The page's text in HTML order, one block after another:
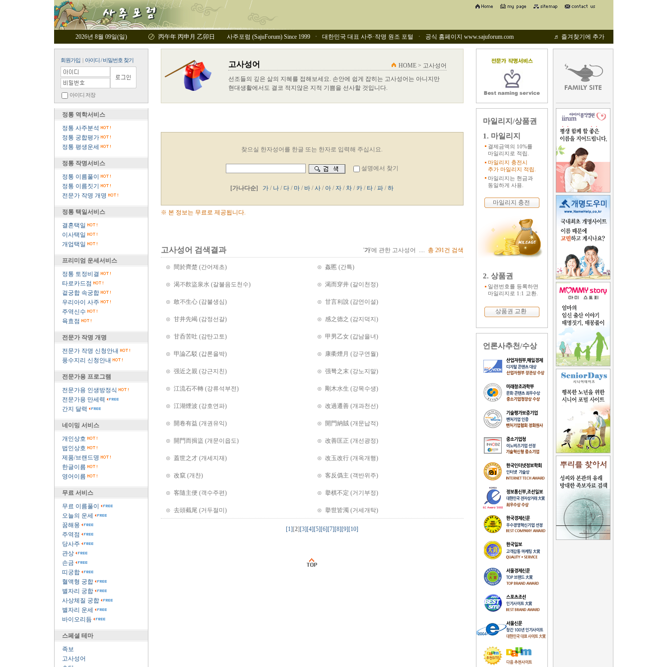
2026년 8월 09일(일) 丙午年 丙申月 乙卯日 사주포럼 (SajuForum) Since 1999 ㆍ 대한민국 대표 사주·작명 원조 포털 ㆍ 공식 홈페이지 www.sajuforum.com ♬ 즐겨찾기에 추가
회원가입| 아이디 / 비밀번호 찾기
아이디 저장
정통 역학서비스
정통 사주분석
정통 궁합평가
정통 평생운세
정통 작명서비스
정통 이름풀이
정통 이름짓기
전문가 작명 개명
정통 택일서비스
결혼택일
이사택일
개업택일
프리미엄 운세서비스
정통 토정비결
타로카드점
겉궁합 속궁합
우리아이 사주
주역신수
육효점
전문가 작명 개명
전문가 작명 신청안내
풍수지리 신청안내
전문가용 프로그램
전문가용 인생방정식
전문가용 만세력
간지 달력
네이밍 서비스
개인상호
법인상호
제품/브랜드명
한글이름
영어이름
무료 서비스
무료 이름풀이
오늘의 운세
꿈해몽
주역점
당사주
관상
손금
띠궁합
혈액형 궁합
별자리 궁합
사상체질 궁합
별자리 운세
바이오리듬
스페셜 테마
족보
고사성어
고사성어
HOME > 고사성어
선조들의 깊은 삶의 지혜를 접해보세요. 손안에 쉽게 잡히는 고사성어는 아니지만
현대생활에서도 결코 적지않은 지적 기쁨을 선사할 것입니다.
찾으실 한자성어를 한글 또는 한자로 입력해 주십시요.
설명에서 찾기
[가나다순] 가 / 나 / 다 / 마 / 바 / 사 / 아 / 자 / 차 / 카 / 타 / 파 / 하
※ 본 정보는 무료로 제공됩니다.
고사성어 검색결과 '가'에 관한 고사성어 .... 총 291건 검색
⊙ 間於齊楚 (간어제초) ⊙ 姦慝 (간특)
⊙ 渴不飮盜泉水 (갈불음도천수) ⊙ 渴而穿井 (갈이천정)
⊙ 敢不生心 (감불생심) ⊙ 甘言利說 (감언이설)
⊙ 甘井先竭 (감정선갈) ⊙ 感之德之 (감지덕지)
⊙ 甘呑苦吐 (감탄고토) ⊙ 甲男乙女 (갑남을녀)
⊙ 甲論乙駁 (갑론을박) ⊙ 康衢煙月 (강구연월)
⊙ 强近之親 (강근지친) ⊙ 强弩之末 (강노지말)
⊙ 江流石不轉 (강류석부전) ⊙ 剛木水生 (강목수생)
⊙ 江湖煙波 (강호연파) ⊙ 改過遷善 (개과천선)
⊙ 開卷有益 (개권유익) ⊙ 開門納賊 (개문납적)
⊙ 開門而揖盜 (개문이읍도) ⊙ 改善匡正 (개선광정)
⊙ 蓋世之才 (개세지재) ⊙ 改玉改行 (개옥개행)
⊙ 改竄 (개찬) ⊙ 客反僞主 (객반위주)
⊙ 客隨主便 (객수주편) ⊙ 擧棋不定 (거기부정)
⊙ 去頭截尾 (거두절미) ⊙ 擧世皆濁 (거세개탁)
[1][2][3][4][5][6][7][8][9][10]
마일리지/상품권
1. 마일리지
결제금액의 10%를
마일리지로 적립.
마일리지 충전시
추가 마일리지 적립.
마일리지는 현금과
동일하게 사용.
마일리지 충전
2. 상품권
일련번호를 등록하면
마일리지로 1:1 교환.
상품권 교환
언론사추천/수상